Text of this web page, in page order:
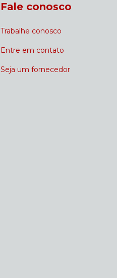
Fale conosco
Trabalhe conosco
Entre em contato
Seja um fornecedor